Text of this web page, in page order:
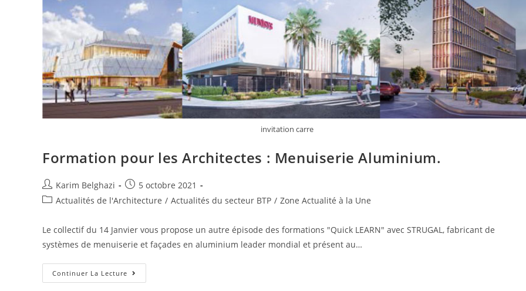
invitation carre
Formation pour les Architectes : Menuiserie Aluminium.
Karim Belghazi
5 octobre 2021
Actualités de l'Architecture / Actualités du secteur BTP / Zone Actualité à la Une
Le collectif du 14 Janvier vous propose un autre épisode des formations "Quick LEARN" avec STRUGAL, fabricant de
systèmes de menuiserie et façades en aluminium leader mondial et présent au…
Continuer La Lecture